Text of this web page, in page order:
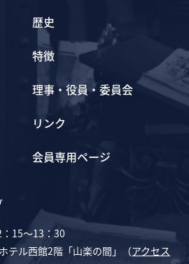
歴史
特徴
理事・役員・委員会
リンク
会員専用ページ
15～13：30
テル西館2階「山楽の間」（アクセス